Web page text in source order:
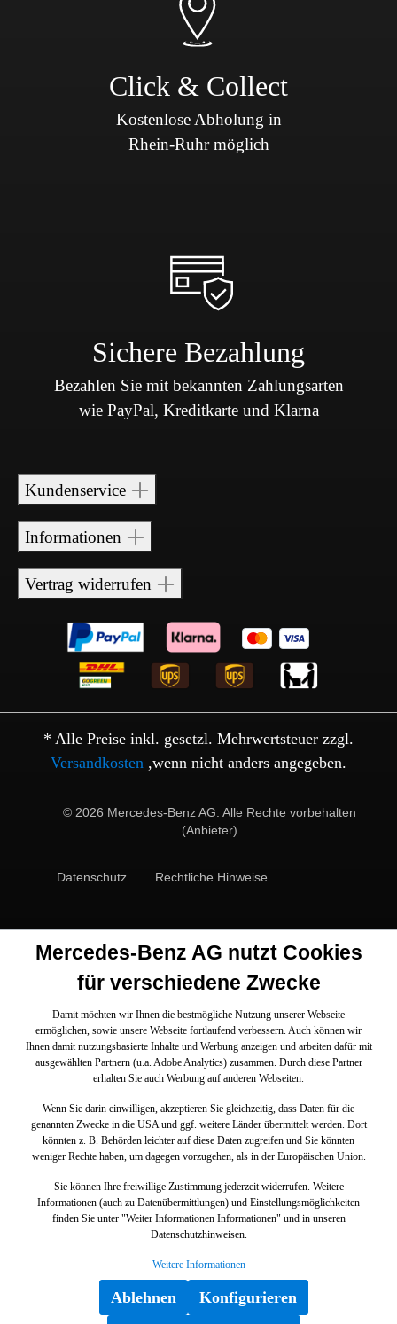
Click & Collect
Kostenlose Abholung in
Rhein-Ruhr möglich
Sichere Bezahlung
Bezahlen Sie mit bekannten Zahlungsarten
wie PayPal, Kreditkarte und Klarna
Kundenservice
Informationen
Vertrag widerrufen
* Alle Preise inkl. gesetzl. Mehrwertsteuer zzgl.
Versandkosten ,wenn nicht anders angegeben.
© 2026 Mercedes-Benz AG. Alle Rechte vorbehalten
(Anbieter)
Datenschutz Rechtliche Hinweise
Mercedes-Benz AG nutzt Cookies
für verschiedene Zwecke
Damit möchten wir Ihnen die bestmögliche Nutzung unserer Webseite
ermöglichen, sowie unsere Webseite fortlaufend verbessern. Auch können wir
Ihnen damit nutzungsbasierte Inhalte und Werbung anzeigen und arbeiten dafür mit
ausgewählten Partnern (u.a. Adobe Analytics) zusammen. Durch diese Partner
erhalten Sie auch Werbung auf anderen Webseiten.
Wenn Sie darin einwilligen, akzeptieren Sie gleichzeitig, dass Daten für die
genannten Zwecke in die USA und ggf. weitere Länder übermittelt werden. Dort
könnten z. B. Behörden leichter auf diese Daten zugreifen und Sie könnten
weniger Rechte haben, um dagegen vorzugehen, als in der Europäischen Union.
Sie können Ihre freiwillige Zustimmung jederzeit widerrufen. Weitere
Informationen (auch zu Datenübermittlungen) und Einstellungsmöglichkeiten
finden Sie unter "Weiter Informationen Informationen" und in unseren
Datenschutzhinweisen.
Weitere Informationen
Ablehnen Konfigurieren